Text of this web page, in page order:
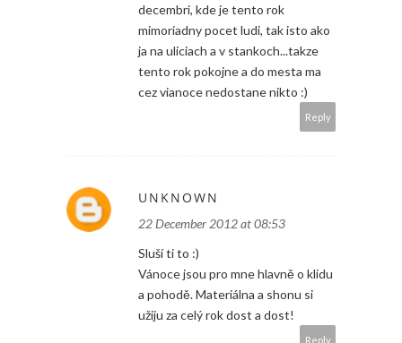
decembri, kde je tento rok
mimoriadny pocet ludi, tak isto ako
ja na uliciach a v stankoch...takze
tento rok pokojne a do mesta ma
cez vianoce nedostane nikto :)
Reply
UNKNOWN
22 December 2012 at 08:53
Sluší ti to :)
Vánoce jsou pro mne hlavně o klidu
a pohodě. Materiálna a shonu si
užiju za celý rok dost a dost!
Reply